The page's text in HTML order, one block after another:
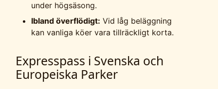
under högsäsong.
Ibland överflödigt: Vid låg beläggning
kan vanliga köer vara tillräckligt korta.
Expresspass i Svenska och
Europeiska Parker